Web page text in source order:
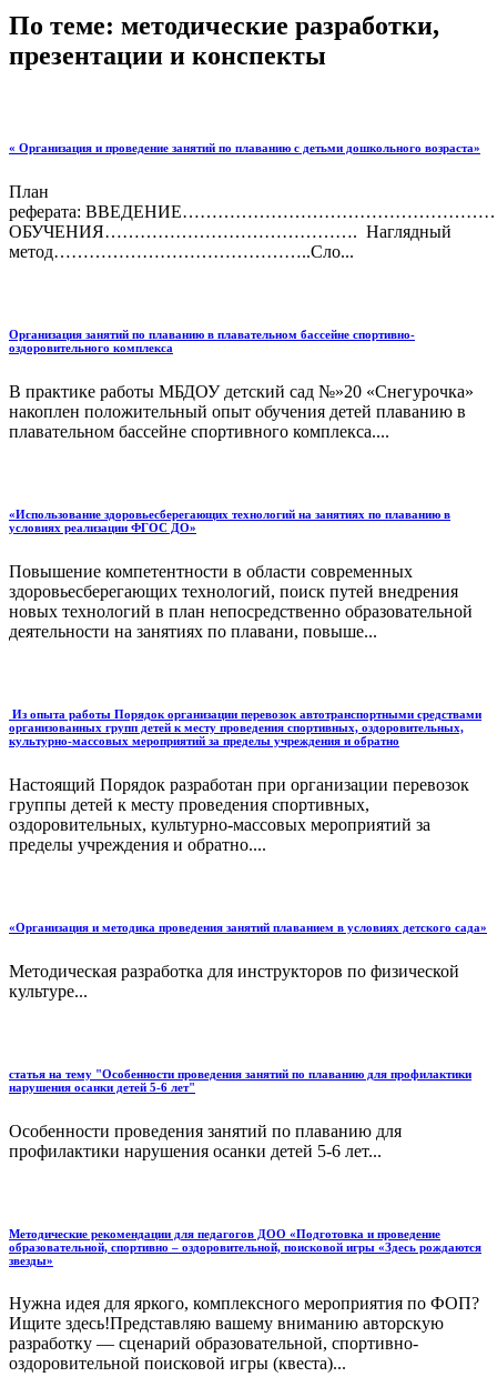
По теме: методические разработки,
презентации и конспекты
« Организация и проведение занятий по плаванию с детьми дошкольного возраста»
План
реферата:
ОБУЧЕНИЯ……………………………………. Наглядный
метод……………………………………..Сло...
Организация занятий по плаванию в плавательном бассейне спортивно-
оздоровительного комплекса
В практике работы МБДОУ детский сад №»20 «Снегурочка»
накоплен положительный опыт обучения детей плаванию в
плавательном бассейне спортивного комплекса....
«Использование здоровьесберегающих технологий на занятиях по плаванию в
условиях реализации ФГОС ДО»
Повышение компетентности в области современных
здоровьесберегающих технологий, поиск путей внедрения
новых технологий в план непосредственно образовательной
деятельности на занятиях по плавани, повыше...
Из опыта работы Порядок организации перевозок автотранспортными средствами
организованных групп детей к месту проведения спортивных, оздоровительных,
культурно-массовых мероприятий за пределы учреждения и обратно
Настоящий Порядок разработан при организации перевозок
группы детей к месту проведения спортивных,
оздоровительных, культурно-массовых мероприятий за
пределы учреждения и обратно....
«Организация и методика проведения занятий плаванием в условиях детского сада»
Методическая разработка для инструкторов по физической
культуре...
статья на тему "Особенности проведения занятий по плаванию для профилактики
нарушения осанки детей 5-6 лет"
Особенности проведения занятий по плаванию для
профилактики нарушения осанки детей 5-6 лет...
Методические рекомендации для педагогов ДОО «Подготовка и проведение
образовательной, спортивно – оздоровительной, поисковой игры «Здесь рождаются
звезды»
Нужна идея для яркого, комплексного мероприятия по ФОП?
Ищите здесь!Представляю вашему вниманию авторскую
разработку — сценарий образовательной, спортивно-
оздоровительной поисковой игры (квеста)...